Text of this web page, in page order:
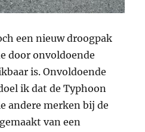
een nieuw droogpak
door onvoldoende
is. Onvoldoende
ik dat de Typhoon
andere merken bij de
van een